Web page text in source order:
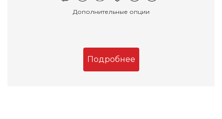
Дополнительные опции
Подробнее